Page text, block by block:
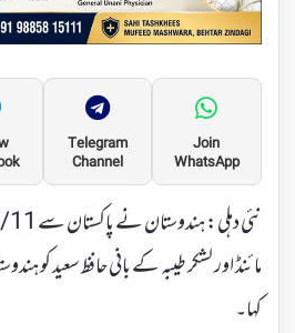
Join
WhatsApp
Telegram
Channel
مائنڈ اور لشکر طیبہ کے بانی حافظ سعید کو
کہا۔